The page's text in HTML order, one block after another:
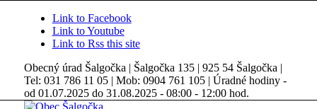
Link to Facebook
Link to Youtube
Link to Rss this site
Obecný úrad Šalgočka | Šalgočka 135 | 925 54 Šalgočka |
Tel: 031 786 11 05 | Mob: 0904 761 105 | Úradné hodiny -
od 01.07.2025 do 31.08.2025 - 08:00 - 12:00 hod.